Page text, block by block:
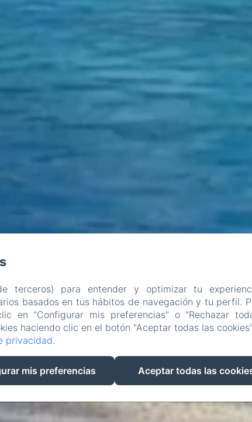
terceros) para entender y optimizar tu
basados en tus hábitos de navegación y tu perfil.
en "Configurar mis preferencias" o "Rechazar
haciendo clic en el botón "Aceptar todas las
privacidad.
mis preferencias Aceptar todas las